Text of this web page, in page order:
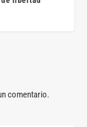
comentario.